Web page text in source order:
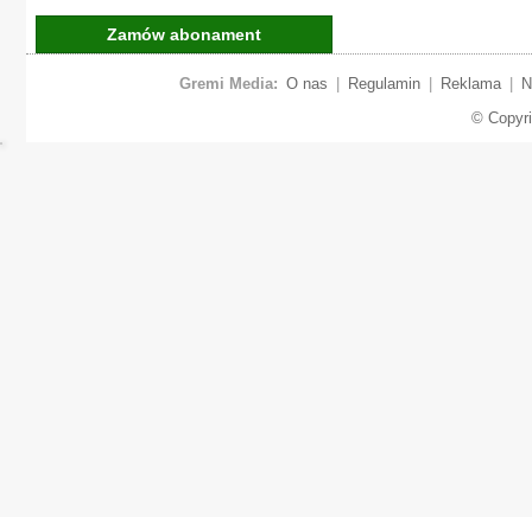
Zamów abonament
Gremi Media: O nas Regulamin Reklama
©